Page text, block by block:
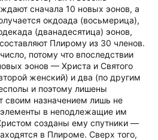
сначала 10 новых эонов, а
окдоада (восьмерица),
(дванадесятица) эонов,
Плирому из 30 членов.
потому что впоследствии
эонов — Христа и Святого
женский) и два (по другим
и поэтому лишены
своим назначением лишь не
элементы в неподлежащие им
созданы ему спутники —
в Плироме. Сверх того,